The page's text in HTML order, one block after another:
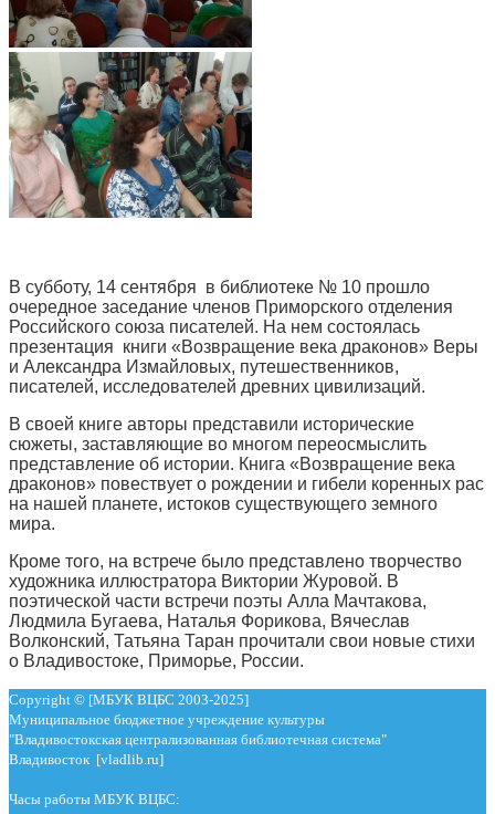
В субботу, 14 сентября в библиотеке № 10 прошло
очередное заседание членов Приморского отделения
Российского союза писателей. На нем состоялась
презентация книги «Возвращение века драконов» Веры
и Александра Измайловых, путешественников,
писателей, исследователей древних цивилизаций.
В своей книге авторы представили исторические
сюжеты, заставляющие во многом переосмыслить
представление об истории. Книга «Возвращение века
драконов» повествует о рождении и гибели коренных рас
на нашей планете, истоков существующего земного
мира.
Кроме того, на встрече было представлено творчество
художника иллюстратора Виктории Журовой. В
поэтической части встречи поэты Алла Мачтакова,
Людмила Бугаева, Наталья Форикова, Вячеслав
Волконский, Татьяна Таран прочитали свои новые стихи
о Владивостоке, Приморье, России.
Copyright © [МБУК ВЦБС 2003-2025]
Муниципальное бюджетное учреждение культуры
"Владивостокская централизованная библиотечная система"
Владивосток [vladlib.ru]
Часы работы МБУК ВЦБС: